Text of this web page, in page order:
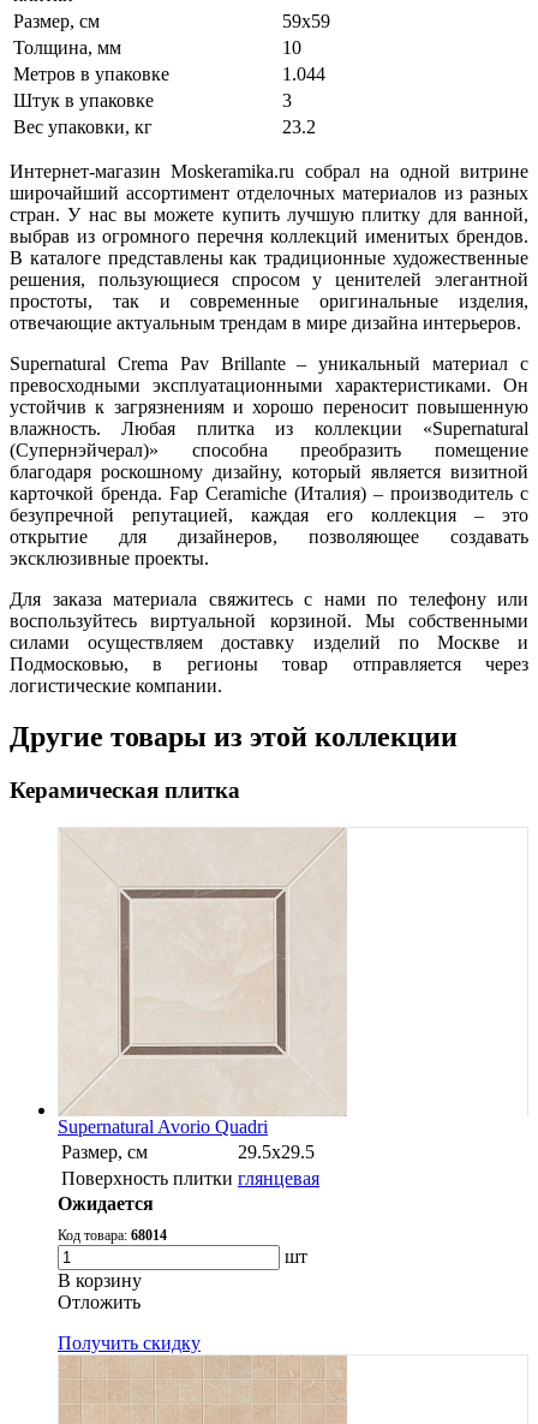
Размер, см
59х59
Толщина, мм
10
Метров в упаковке
1.044
Штук в упаковке
3
Вес упаковки, кг
23.2
Интернет-магазин Moskeramika.ru собрал на одной витрине
широчайший ассортимент отделочных материалов из разных
стран. У нас вы можете купить лучшую плитку для ванной,
выбрав из огромного перечня коллекций именитых брендов.
В каталоге представлены как традиционные художественные
решения, пользующиеся спросом у ценителей элегантной
простоты, так и современные оригинальные изделия,
отвечающие актуальным трендам в мире дизайна интерьеров.
Supernatural Crema Pav Brillante – уникальный материал с
превосходными эксплуатационными характеристиками. Он
устойчив к загрязнениям и хорошо переносит повышенную
влажность. Любая плитка из коллекции «Supernatural
(Супернэйчерал)» способна преобразить помещение
благодаря роскошному дизайну, который является визитной
карточкой бренда. Fap Ceramiche (Италия) – производитель с
безупречной репутацией, каждая его коллекция – это
открытие для дизайнеров, позволяющее создавать
эксклюзивные проекты.
Для заказа материала свяжитесь с нами по телефону или
воспользуйтесь виртуальной корзиной. Мы собственными
силами осуществляем доставку изделий по Москве и
Подмосковью, в регионы товар отправляется через
логистические компании.
Другие товары из этой коллекции
Керамическая плитка
Supernatural Avorio Quadri
Размер, см
29.5х29.5
Поверхность плитки глянцевая
Ожидается
Код товара: 68014
шт
В корзину
Oтложить
Получить скидку